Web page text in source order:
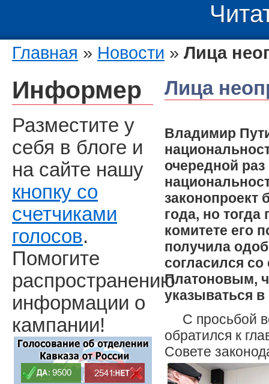
Главная » Новости » Лица
Лица
Владимир
очередной
законопроект
года, но
комитете его
получила
согласился
Платоновым,
указываться в
С просьбой
обратился к
Совете
Информер
Разместите у
себя в блоге и
на сайте нашу
кнопку со
счетчиками
голосов.
Помогите
распространению
информации о
кампании!